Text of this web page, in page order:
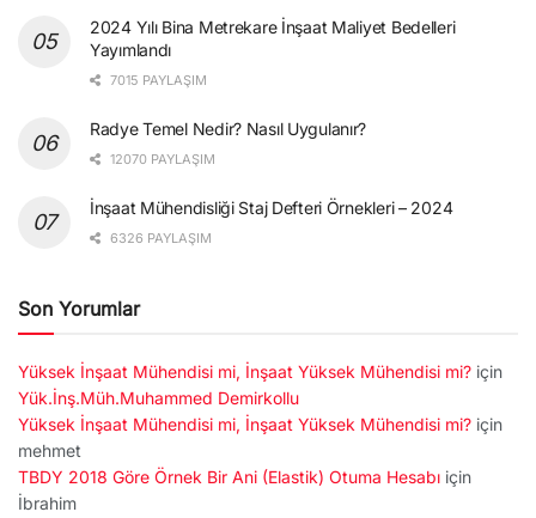
2024 Yılı Bina Metrekare İnşaat Maliyet Bedelleri
Yayımlandı
7015 PAYLAŞIM
Radye Temel Nedir? Nasıl Uygulanır?
12070 PAYLAŞIM
İnşaat Mühendisliği Staj Defteri Örnekleri – 2024
6326 PAYLAŞIM
Son Yorumlar
Yüksek İnşaat Mühendisi mi, İnşaat Yüksek Mühendisi mi? için
Yük.İnş.Müh.Muhammed Demirkollu
Yüksek İnşaat Mühendisi mi, İnşaat Yüksek Mühendisi mi? için
mehmet
TBDY 2018 Göre Örnek Bir Ani (Elastik) Otuma Hesabı için
İbrahim